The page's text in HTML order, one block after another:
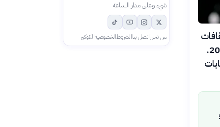
التي يتلقاها اللاعب في التصفيات التمهيدية لن تترحل معه إلى كأس العالم 2026.
شيء وعلى مدار الساعة
من نحناتصل بناالشروطالخصوصيةالكوكيز